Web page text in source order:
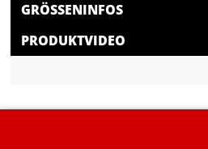
GRÖSSENINFOS
PRODUKTVIDEO